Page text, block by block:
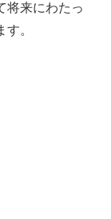
将来にわたっ
。